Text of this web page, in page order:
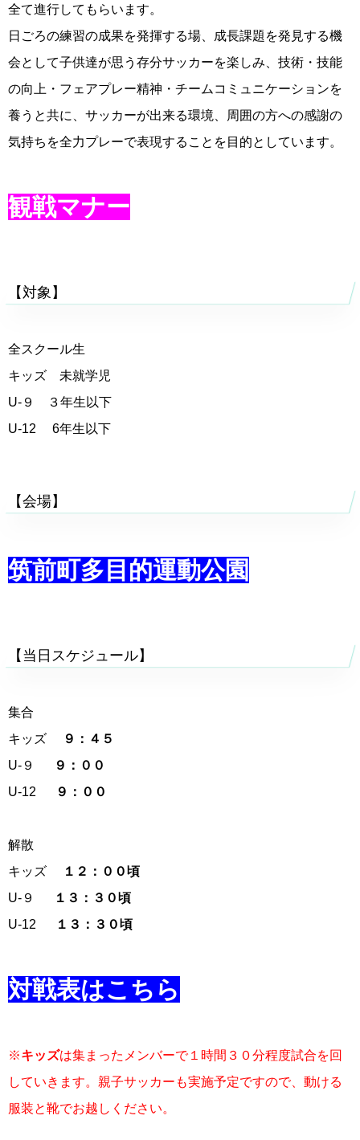
全て進行してもらいます。
日ごろの練習の成果を発揮する場、成長課題を発見する機
会として子供達が思う存分サッカーを楽しみ、技術・技能
の向上・フェアプレー精神・チームコミュニケーションを
養うと共に、サッカーが出来る環境、周囲の方への感謝の
気持ちを全力プレーで表現することを目的としています。
観戦マナー
【対象】
全スクール生
キッズ 未就学児
U-９ ３年生以下
U-12 6年生以下
【会場】
筑前町多目的運動公園
【当日スケジュール】
集合
キッズ
９：４５
U-９
９：００
U-12
９：００
解散
キッズ
１２：００頃
U-９
１３：３０頃
U-12
１３：３０頃
対戦表はこちら
※キッズは集まったメンバーで１時間３０分程度試合を回
していきます。親子サッカーも実施予定ですので、動ける
服装と靴でお越しください。